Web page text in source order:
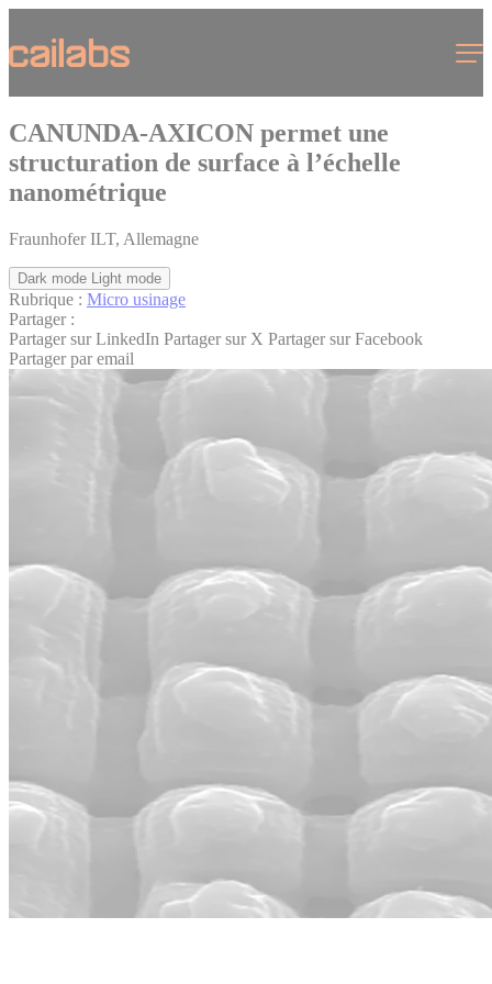
Cookies management panel
CANUNDA-AXICON permet une
structuration de surface à l’échelle
nanométrique
Fraunhofer ILT, Allemagne
Dark mode Light mode
Rubrique : Micro usinage
Partager :
Partager sur LinkedIn Partager sur X Partager sur Facebook
Partager par email